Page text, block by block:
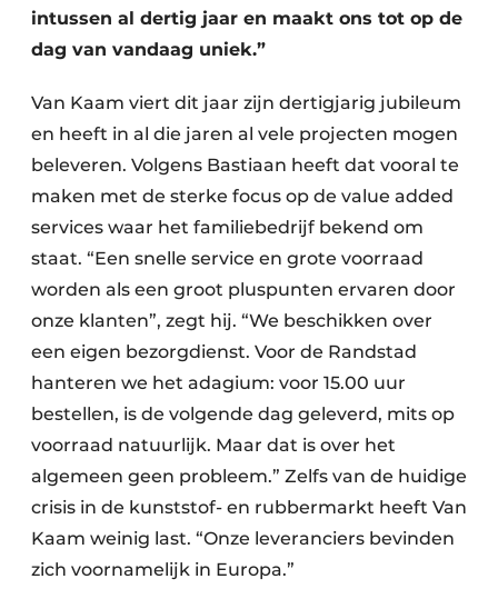
Sloop & Recycling
Bouwtransport
Machines & Materieel
intussen al dertig jaar en maakt ons tot op de
dag van vandaag uniek.”
Van Kaam viert dit jaar zijn dertigjarig jubileum
en heeft in al die jaren al vele projecten mogen
beleveren. Volgens Bastiaan heeft dat vooral te
maken met de sterke focus op de value added
services waar het familiebedrijf bekend om
staat. “Een snelle service en grote voorraad
worden als een groot pluspunten ervaren door
onze klanten”, zegt hij. “We beschikken over
een eigen bezorgdienst. Voor de Randstad
hanteren we het adagium: voor 15.00 uur
bestellen, is de volgende dag geleverd, mits op
voorraad natuurlijk. Maar dat is over het
algemeen geen probleem.” Zelfs van de huidige
crisis in de kunststof- en rubbermarkt heeft Van
Kaam weinig last. “Onze leveranciers bevinden
zich voornamelijk in Europa.”